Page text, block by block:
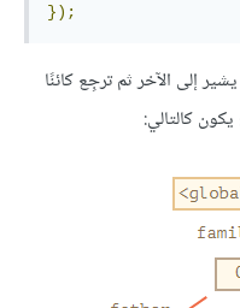
});
إلى الآخر ثم ترجِع كائنًا
كالتالي: